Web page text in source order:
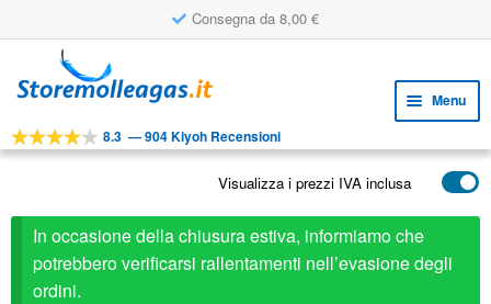
Consegna da 8,00 €
alla
al
Menu
STRUMENTI
il
menu
child
child
APPLICAZIONI
SERVIZIO CLIENTI
8.3 —904 Kiyoh Recensioni
Visualizza i prezzi IVA inclusa
In occasione della chiusura estiva, informiamo che
potrebbero verificarsi rallentamenti nell’evasione degli
ordini.